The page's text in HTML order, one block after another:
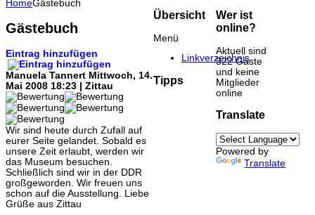
HomeGästebuch
Gästebuch
Eintrag hinzufügen
Manuela Tannert Mittwoch, 14.
Mai 2008 18:23 | Zittau
Wir sind heute durch Zufall auf
eurer Seite gelandet. Sobald es
unsere Zeit erlaubt, werden wir
das Museum besuchen.
Schließlich sind wir in der DDR
großgeworden. Wir freuen uns
schon auf die Ausstellung. Liebe
Grüße aus Zittau
Übersicht
Menü
Linkverzeichnis
Tipps
Wer ist
online?
Aktuell sind
322 Gäste
und keine
Mitglieder
online
Translate
Powered by
Translate